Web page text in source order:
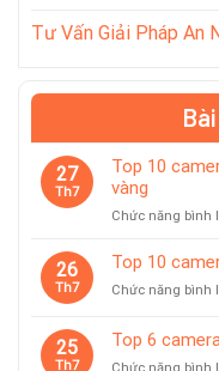
Tư Vấn Giải Pháp An
27
Th7
Top 10
vàng
Chức năng bình
26
Th7
Top 10
Chức năng bình
25
Th7
Top 6
Chức năng bình